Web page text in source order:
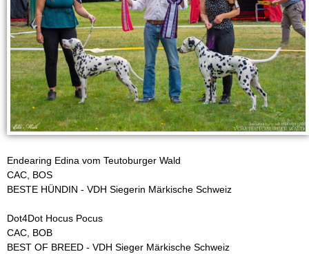
e
r
W
a
l
d
D
Endearing Edina vom Teutoburger Wald
CAC, BOS
BESTE HÜNDIN - VDH Siegerin Märkische Schweiz
Dot4Dot Hocus Pocus
CAC, BOB
BEST OF BREED - VDH Sieger Märkische Schweiz